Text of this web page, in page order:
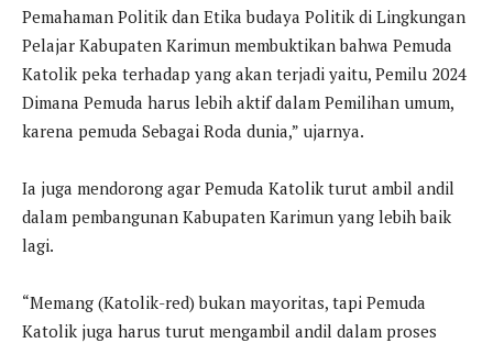
Pemahaman Politik dan Etika budaya Politik di Lingkungan
Pelajar Kabupaten Karimun membuktikan bahwa Pemuda
Katolik peka terhadap yang akan terjadi yaitu, Pemilu 2024
Dimana Pemuda harus lebih aktif dalam Pemilihan umum,
karena pemuda Sebagai Roda dunia,” ujarnya.
Ia juga mendorong agar Pemuda Katolik turut ambil andil
dalam pembangunan Kabupaten Karimun yang lebih baik
lagi.
“Memang (Katolik-red) bukan mayoritas, tapi Pemuda
Katolik juga harus turut mengambil andil dalam proses